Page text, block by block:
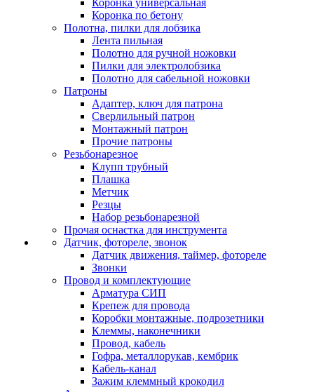
Коронка универсальная
Коронка по бетону
Полотна, пилки для лобзика
Лента пильная
Полотно для ручной ножовки
Пилки для электролобзика
Полотно для сабельной ножовки
Патроны
Адаптер, ключ для патрона
Сверлильный патрон
Монтажный патрон
Прочие патроны
Резьбонарезное
Клупп трубный
Плашка
Метчик
Резцы
Набор резьбонарезной
Прочая оснастка для инструмента
Датчик, фотореле, звонок
Датчик движения, таймер, фотореле
Звонки
Провод и комплектующие
Арматура СИП
Крепеж для провода
Коробки монтажные, подрозетники
Клеммы, наконечники
Провод, кабель
Гофра, металлорукав, кембрик
Кабель-канал
Зажим клеммный крокодил